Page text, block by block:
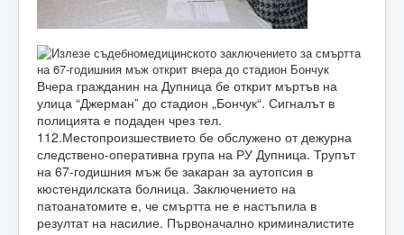
Вчера гражданин на Дупница бе открит мъртъв на
улица “Джерман” до стадион „Бончук“. Сигналът в
полицията е подаден чрез тел.
112.Местопроизшествието бе обслужено от дежурна
следствено-оперативна група на РУ Дупница. Трупът
на 67-годишния мъж бе закаран за аутопсия в
кюстендилската болница. Заключението на
патоанатомите е, че смъртта не е настъпила в
резултат на насилие. Първоначално криминалистите